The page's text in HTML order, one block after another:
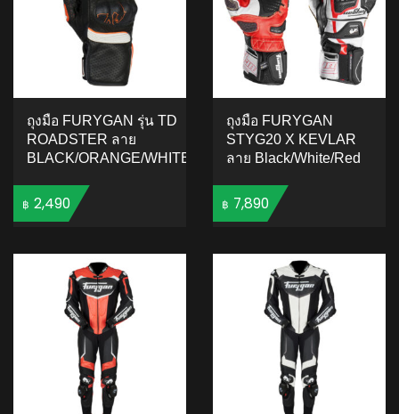
ถุงมือ FURYGAN รุ่น TD
ROADSTER ลาย
BLACK/ORANGE/WHITE
฿ 2,490
ถุงมือ FURYGAN
STYG20 X KEVLAR
ลาย Black/White/Red
฿ 7,890